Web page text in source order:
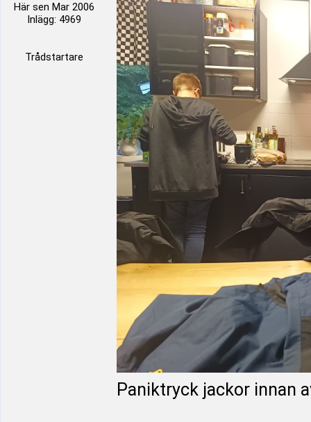
Här sen Mar 2006
Inlägg: 4969
Trådstartare
Paniktryck jackor innan